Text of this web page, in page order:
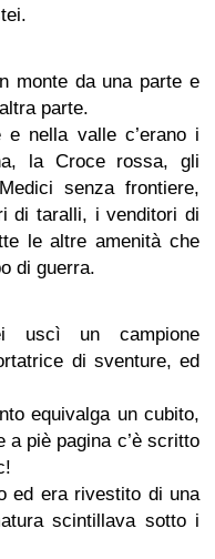
monte da una parte e
parte.
nella valle c’erano i
la Croce rossa, gli
senza frontiere,
di taralli, i venditori di
le altre amenità che
di guerra.
uscì un campione
di sventure, ed
equivalga un cubito,
a piè pagina c’è scritto
ed era rivestito di una
scintillava sotto i